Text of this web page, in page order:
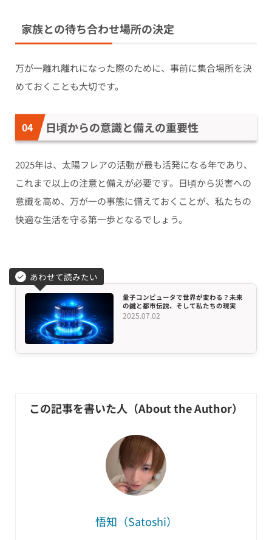
家族との待ち合わせ場所の決定
万が一離れ離れになった際のために、事前に集合場所を決
めておくことも大切です。
日頃からの意識と備えの重要性
2025年は、太陽フレアの活動が最も活発になる年であり、
これまで以上の注意と備えが必要です。日頃から災害への
意識を高め、万が一の事態に備えておくことが、私たちの
快適な生活を守る第一歩となるでしょう。
あわせて読みたい
量子コンピュータで世界が変わる？未来
の鍵と都市伝説、そして私たちの現実
2025.07.02
悟知（Satoshi）